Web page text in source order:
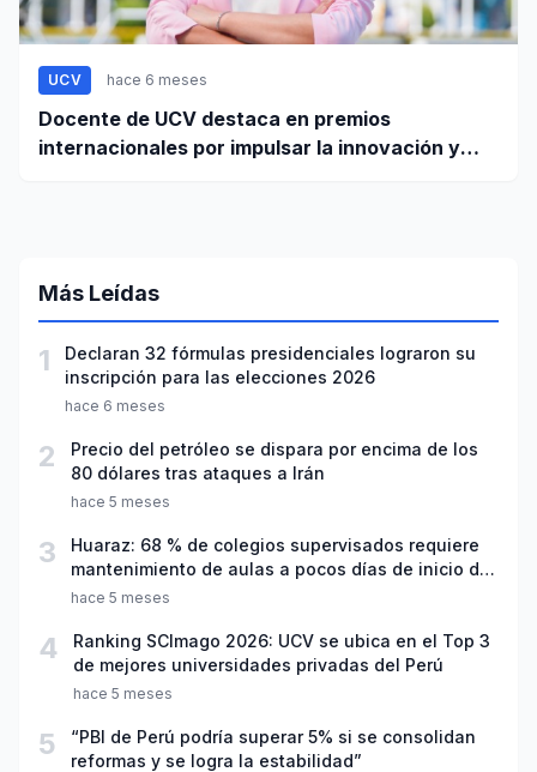
UCV hace 6 meses
Docente de UCV destaca en premios
internacionales por impulsar la innovación y
Más Leídas
1
Declaran 32 fórmulas presidenciales lograron su
inscripción para las elecciones 2026
hace 6 meses
2
Precio del petróleo se dispara por encima de los
80 dólares tras ataques a Irán
hace 5 meses
3
Huaraz: 68 % de colegios supervisados requiere
mantenimiento de aulas a pocos días de inicio del
año escolar 2026
hace 5 meses
4
Ranking SCImago 2026: UCV se ubica en el Top 3
de mejores universidades privadas del Perú
hace 5 meses
5
“PBI de Perú podría superar 5% si se consolidan
reformas y se logra la estabilidad”